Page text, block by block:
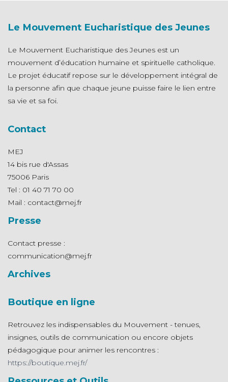
Le Mouvement Eucharistique des Jeunes
Le Mouvement Eucharistique des Jeunes est un
mouvement d’éducation humaine et spirituelle catholique.
Le projet éducatif repose sur le développement intégral de
la personne afin que chaque jeune puisse faire le lien entre
sa vie et sa foi.
Contact
MEJ
14 bis rue d'Assas
75006 Paris
Tel : 01 40 71 70 00
Mail : contact@mej.fr
Presse
Contact presse :
communication@mej.fr
Archives
Boutique en ligne
Retrouvez les indispensables du Mouvement - tenues,
insignes, outils de communication ou encore objets
pédagogique pour animer les rencontres :
https://boutique.mej.fr/